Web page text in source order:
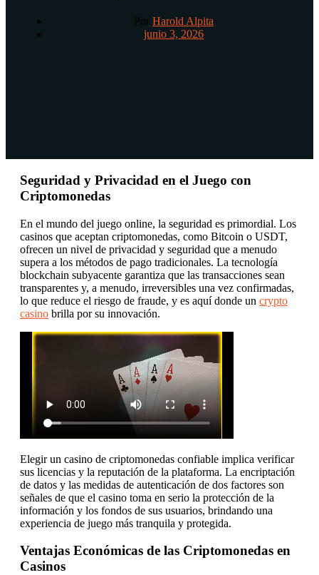
Por Harold Alpita
junio 3, 2026
Seguridad y Privacidad en el Juego con
Criptomonedas
En el mundo del juego online, la seguridad es primordial. Los
casinos que aceptan criptomonedas, como Bitcoin o USDT,
ofrecen un nivel de privacidad y seguridad que a menudo
supera a los métodos de pago tradicionales. La tecnología
blockchain subyacente garantiza que las transacciones sean
transparentes y, a menudo, irreversibles una vez confirmadas,
lo que reduce el riesgo de fraude, y es aquí donde un crypto
casino brilla por su innovación.
Elegir un casino de criptomonedas confiable implica verificar
sus licencias y la reputación de la plataforma. La encriptación
de datos y las medidas de autenticación de dos factores son
señales de que el casino toma en serio la protección de la
información y los fondos de sus usuarios, brindando una
experiencia de juego más tranquila y protegida.
Ventajas Económicas de las Criptomonedas en
Casinos